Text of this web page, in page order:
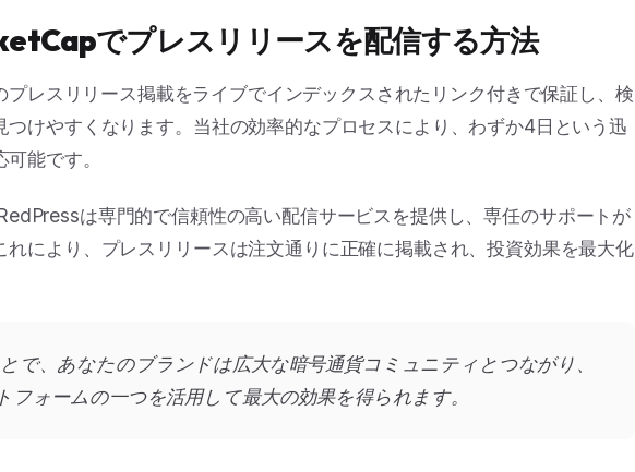
でプレスリリースを配信する方法
レスリリース掲載をライブでインデックスされたリンク付きで保証し、検
けやすくなります。当社の効率的なプロセスにより、わずか4日という迅
能です。
は専門的で信頼性の高い配信サービスを提供し、専任のサポートが
により、プレスリリースは注文通りに正確に掲載され、投資効果を最大化
で、あなたのブランドは広大な暗号通貨コミュニティとつながり、
ォームの一つを活用して最大の効果を得られます。